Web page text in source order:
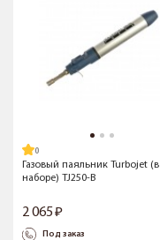
Газовый паяльник Turbojet (в
наборе) TJ250-B
2 065
Под заказ